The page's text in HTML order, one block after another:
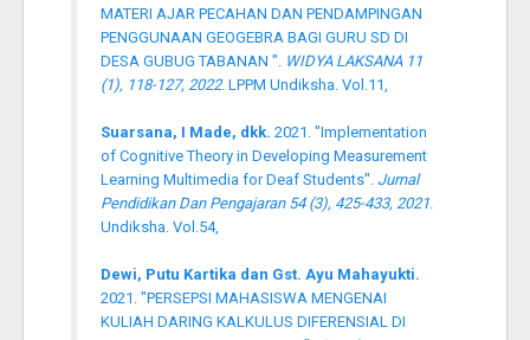
MATERI AJAR PECAHAN DAN PENDAMPINGAN
PENGGUNAAN GEOGEBRA BAGI GURU SD DI
DESA GUBUG TABANAN ". WIDYA LAKSANA 11
(1), 118-127, 2022. LPPM Undiksha. Vol.11,
Suarsana, I Made, dkk. 2021. "Implementation
of Cognitive Theory in Developing Measurement
Learning Multimedia for Deaf Students". Jurnal
Pendidikan Dan Pengajaran 54 (3), 425-433, 2021.
Undiksha. Vol.54,
Dewi, Putu Kartika dan Gst. Ayu Mahayukti.
2021. "PERSEPSI MAHASISWA MENGENAI
KULIAH DARING KALKULUS DIFERENSIAL DI